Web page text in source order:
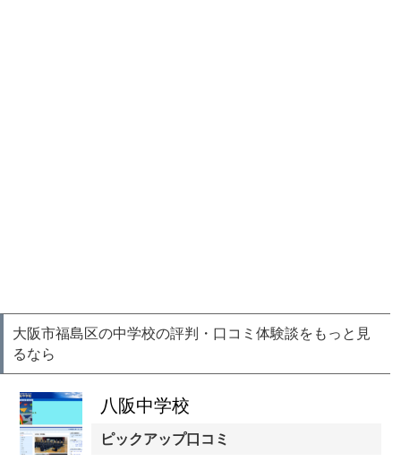
大阪市福島区の中学校の評判・口コミ体験談をもっと見
るなら
八阪中学校
ピックアップ口コミ